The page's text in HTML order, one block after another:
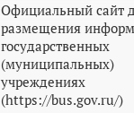
Официальный сайт
размещения
государственных
(муниципальных)
учреждениях
(https://bus.gov.ru/)